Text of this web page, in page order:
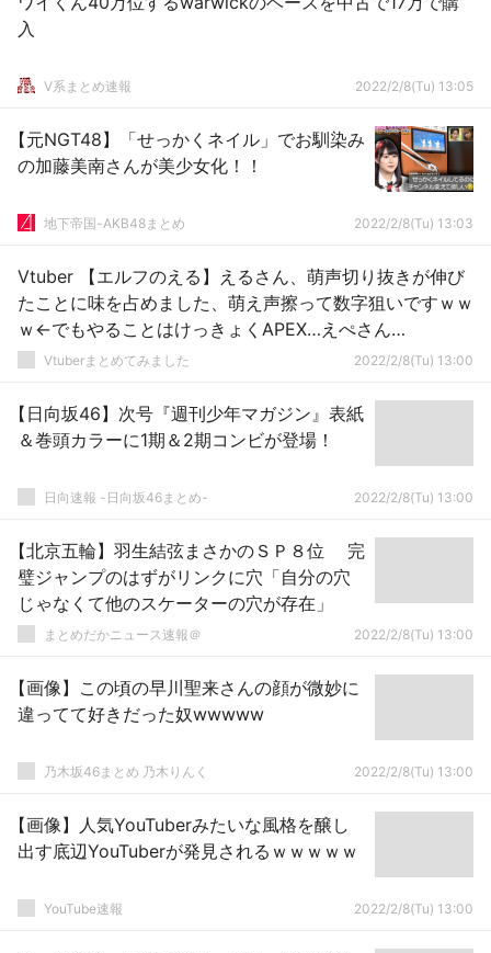
入
V系まとめ速報 2022/2/8(Tu) 13:05
【元NGT48】「せっかくネイル」でお馴染み
の加藤美南さんが美少女化！！
地下帝国-AKB48まとめ 2022/2/8(Tu) 13:03
Vtuber 【エルフのえる】えるさん、萌声切り抜きが伸び
たことに味を占めました、萌え声擦って数字狙いですｗｗ
ｗ←でもやることはけっきょくAPEX…えぺさん…
Vtuberまとめてみました 2022/2/8(Tu) 13:00
【日向坂46】次号『週刊少年マガジン』表紙
＆巻頭カラーに1期＆2期コンビが登場！
日向速報 -日向坂46まとめ- 2022/2/8(Tu) 13:00
【北京五輪】羽生結弦まさかのＳＰ８位 完
璧ジャンプのはずがリンクに穴「自分の穴
じゃなくて他のスケーターの穴が存在」
まとめだかニュース速報＠ 2022/2/8(Tu) 13:00
【画像】この頃の早川聖来さんの顔が微妙に
違ってて好きだった奴wwwww
乃木坂46まとめ 乃木りんく 2022/2/8(Tu) 13:00
【画像】人気YouTuberみたいな風格を醸し
出す底辺YouTuberが発見されるｗｗｗｗｗ
YouTube速報 2022/2/8(Tu) 13:00